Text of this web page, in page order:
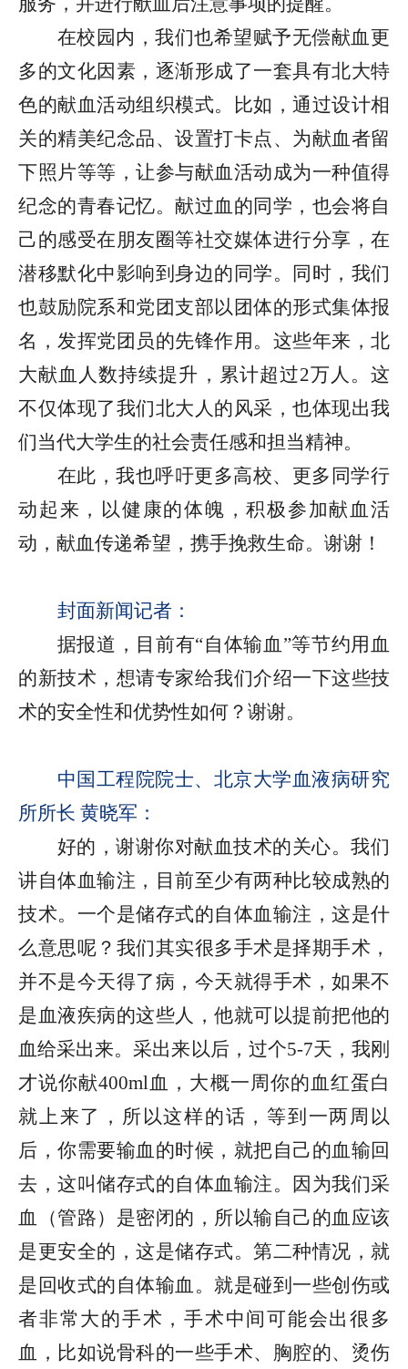
在校园内，我们也希望赋予无偿献血更
多的文化因素，逐渐形成了一套具有北大特
色的献血活动组织模式。比如，通过设计相
关的精美纪念品、设置打卡点、为献血者留
下照片等等，让参与献血活动成为一种值得
纪念的青春记忆。献过血的同学，也会将自
己的感受在朋友圈等社交媒体进行分享，在
潜移默化中影响到身边的同学。同时，我们
也鼓励院系和党团支部以团体的形式集体报
名，发挥党团员的先锋作用。这些年来，北
大献血人数持续提升，累计超过2万人。这
不仅体现了我们北大人的风采，也体现出我
们当代大学生的社会责任感和担当精神。
在此，我也呼吁更多高校、更多同学行
动起来，以健康的体魄，积极参加献血活
动，献血传递希望，携手挽救生命。谢谢！
封面新闻记者：
据报道，目前有“自体输血”等节约用血
的新技术，想请专家给我们介绍一下这些技
术的安全性和优势性如何？谢谢。
中国工程院院士、北京大学血液病研究
所所长 黄晓军：
好的，谢谢你对献血技术的关心。我们
讲自体血输注，目前至少有两种比较成熟的
技术。一个是储存式的自体血输注，这是什
么意思呢？我们其实很多手术是择期手术，
并不是今天得了病，今天就得手术，如果不
是血液疾病的这些人，他就可以提前把他的
血给采出来。采出来以后，过个5-7天，我刚
才说你献400ml血，大概一周你的血红蛋白
就上来了，所以这样的话，等到一两周以
后，你需要输血的时候，就把自己的血输回
去，这叫储存式的自体血输注。因为我们采
血（管路）是密闭的，所以输自己的血应该
是更安全的，这是储存式。第二种情况，就
是回收式的自体输血。就是碰到一些创伤或
者非常大的手术，手术中间可能会出很多
血，比如说骨科的一些手术、胸腔的、烫伤